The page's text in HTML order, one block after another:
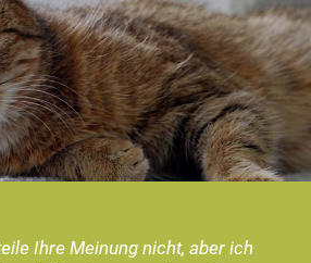
Ihre Meinung nicht, aber ich